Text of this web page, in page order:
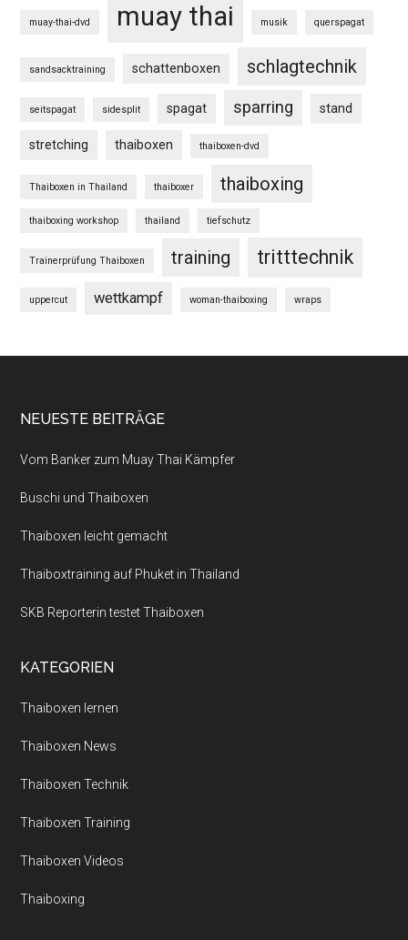
muay-thai-dvd muay thai musik querspagat
sandsacktraining schattenboxen schlagtechnik
seitspagat sidesplit spagat sparring stand
stretching thaiboxen thaiboxen-dvd
Thaiboxen in Thailand thaiboxer thaiboxing
thaiboxing workshop thailand tiefschutz
Trainerprüfung Thaiboxen training tritttechnik
uppercut wettkampf woman-thaiboxing wraps
NEUESTE BEITRÄGE
Vom Banker zum Muay Thai Kämpfer
Buschi und Thaiboxen
Thaiboxen leicht gemacht
Thaiboxtraining auf Phuket in Thailand
SKB Reporterin testet Thaiboxen
KATEGORIEN
Thaiboxen lernen
Thaiboxen News
Thaiboxen Technik
Thaiboxen Training
Thaiboxen Videos
Thaiboxing